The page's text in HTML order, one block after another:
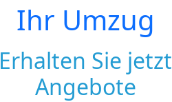
Ihr Umzug
Erhalten Sie jetzt
Angebote